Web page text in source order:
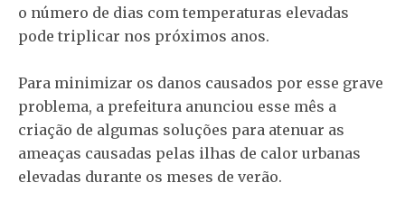
o número de dias com temperaturas elevadas
pode triplicar nos próximos anos.
Para minimizar os danos causados por esse grave
problema, a prefeitura anunciou esse mês a
criação de algumas soluções para atenuar as
ameaças causadas pelas ilhas de calor urbanas
elevadas durante os meses de verão.